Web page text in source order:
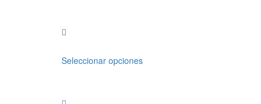
Seleccionar opciones